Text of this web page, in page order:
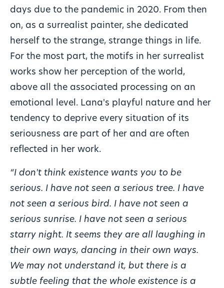
days due to the pandemic in 2020. From then
on, as a surrealist painter, she dedicated
herself to the strange, strange things in life.
For the most part, the motifs in her surrealist
works show her perception of the world,
above all the associated processing on an
emotional level. Lana's playful nature and her
tendency to deprive every situation of its
seriousness are part of her and are often
reflected in her work.
“I don't think existence wants you to be
serious. I have not seen a serious tree. I have
not seen a serious bird. I have not seen a
serious sunrise. I have not seen a serious
starry night. It seems they are all laughing in
their own ways, dancing in their own ways.
We may not understand it, but there is a
subtle feeling that the whole existence is a